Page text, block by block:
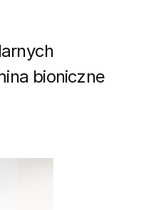
bioniczne